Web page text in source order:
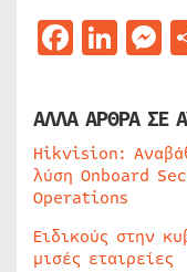
ΑΛΛΑ ΑΡΘΡΑ ΣΕ
Hikvision:
λύση Onboard
Operations
Ειδικούς στην
μισές εταιρείες